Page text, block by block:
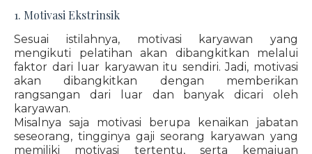
1. Motivasi Ekstrinsik
Sesuai istilahnya, motivasi karyawan yang
mengikuti pelatihan akan dibangkitkan melalui
faktor dari luar karyawan itu sendiri. Jadi, motivasi
akan dibangkitkan dengan memberikan
rangsangan dari luar dan banyak dicari oleh
karyawan.
Misalnya saja motivasi berupa kenaikan jabatan
seseorang, tingginya gaji seorang karyawan yang
memiliki motivasi tertentu, serta kemajuan